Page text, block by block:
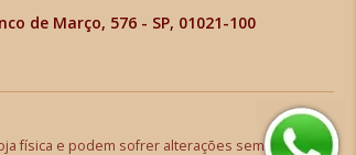
de Março, 576 - SP, 01021-100
física e podem sofrer alterações sem aviso